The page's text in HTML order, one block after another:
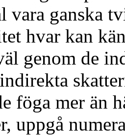
vara ganska
hvar kan
genom de
föga mer än
uppgå